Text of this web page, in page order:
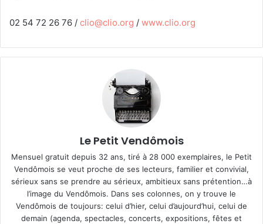
02 54 72 26 76 / clio@clio.org / www.clio.org
Le Petit Vendômois
Mensuel gratuit depuis 32 ans, tiré à 28 000 exemplaires, le Petit
Vendômois se veut proche de ses lecteurs, familier et convivial,
sérieux sans se prendre au sérieux, ambitieux sans prétention…à
l’image du Vendômois. Dans ses colonnes, on y trouve le
Vendômois de toujours: celui d’hier, celui d’aujourd’hui, celui de
demain (agenda, spectacles, concerts, expositions, fêtes et